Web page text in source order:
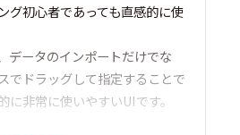
グ初心者であっても直感的に使
データのインポートだけでな
でドラッグして指定することで
に非常に使いやすいUIです。